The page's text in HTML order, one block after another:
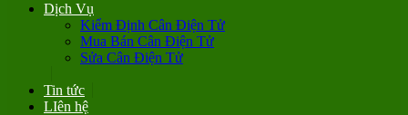
Dịch Vụ
Kiểm Định Cân Điện Tử
Mua Bán Cân Điện Tử
Sửa Cân Điện Tử
Tin tức
LIên hệ